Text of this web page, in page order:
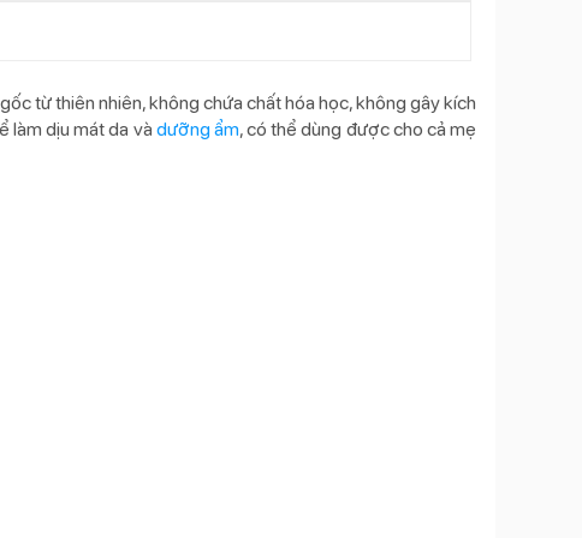
từ thiên nhiên, không chứa chất hóa học, không gây kích
làm dịu mát da và dưỡng ẩm, có thể dùng được cho cả mẹ